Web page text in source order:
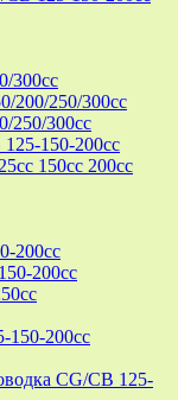
300cc
200/250/300cc
250/300cc
150-200cc
150cc 200cc
200cc
200cc
150-200cc
CG/CB 125-